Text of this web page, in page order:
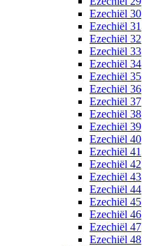
Ezechiël 30
Ezechiël 31
Ezechiël 32
Ezechiël 33
Ezechiël 34
Ezechiël 35
Ezechiël 36
Ezechiël 37
Ezechiël 38
Ezechiël 39
Ezechiël 40
Ezechiël 41
Ezechiël 42
Ezechiël 43
Ezechiël 44
Ezechiël 45
Ezechiël 46
Ezechiël 47
Ezechiël 48